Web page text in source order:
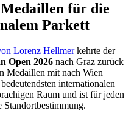
für die
Parkett
Lorenz Hellmerkehrte der
Open 2026 nach Graz zurück –
Medaillen mit nach Wien
internationalen
Raum und ist für jeden
Standortbestimmung.